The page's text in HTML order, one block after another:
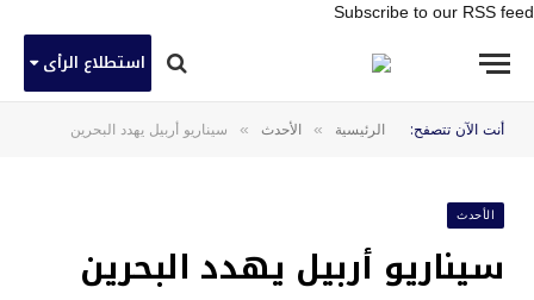
Subscribe to our RSS feed
استطلاع الرأى
أنت الآن تتصفح: الرئيسية » الأحدث » سيناريو أربيل يهدد البحرين
الأحدث
سيناريو أربيل يهدد البحرين